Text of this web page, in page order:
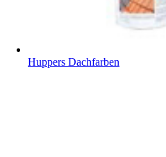
Huppers Dachfarben